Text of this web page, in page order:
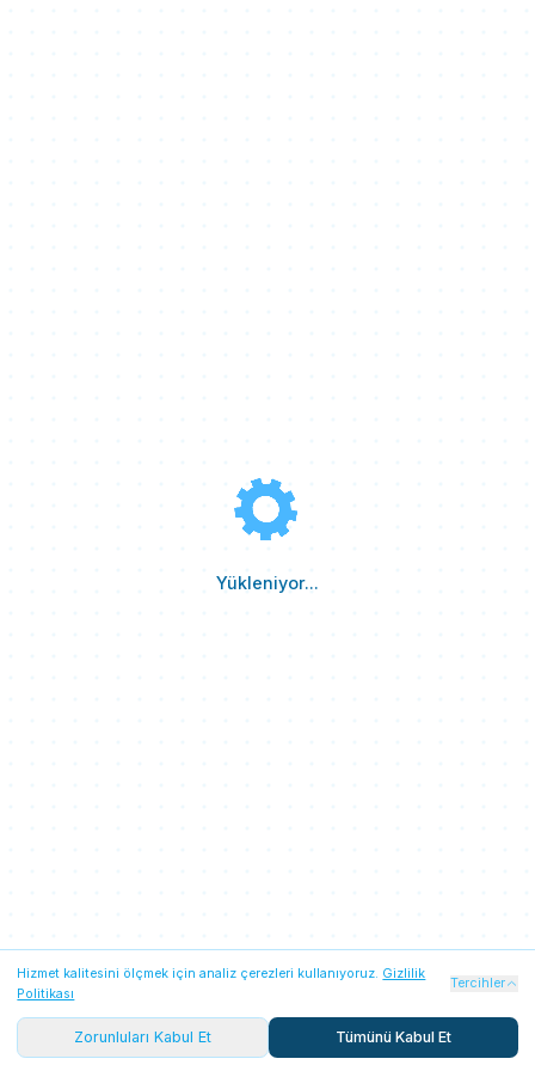
Yükleniyor...
Zorunlu Çerezler
platform işlevleri için gereklidir. Her iki seçenekte de
Her zaman açık
Hizmet kalitesini ölçmek için analiz çerezleri kullanıyoruz. Gizlilik
Politikası
Tercihler
Zorunluları Kabul Et Tümünü Kabul Et